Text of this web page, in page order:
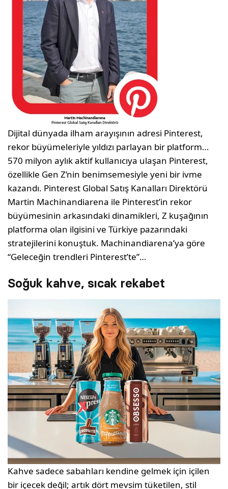
Dijital dünyada ilham arayışının adresi Pinterest,
rekor büyümeleriyle yıldızı parlayan bir platform…
570 milyon aylık aktif kullanıcıya ulaşan Pinterest,
özellikle Gen Z’nin benimsemesiyle yeni bir ivme
kazandı. Pinterest Global Satış Kanalları Direktörü
Martin Machinandiarena ile Pinterest’in rekor
büyümesinin arkasındaki dinamikleri, Z kuşağının
platforma olan ilgisini ve Türkiye pazarındaki
stratejilerini konuştuk. Machinandiarena’ya göre
“Geleceğin trendleri Pinterest’te”…
Soğuk kahve, sıcak rekabet
Kahve sadece sabahları kendine gelmek için içilen
bir içecek değil; artık dört mevsim tüketilen, stil